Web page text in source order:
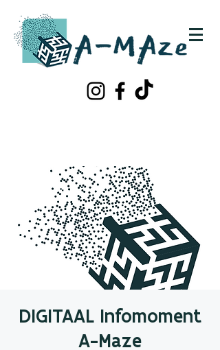
DIGITAAL Infomoment
A-Maze